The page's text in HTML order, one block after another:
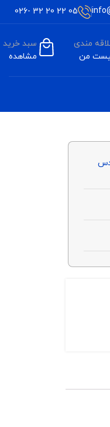
05 22 20 32 -026
مندی
من
سبد خرید
مشاهده